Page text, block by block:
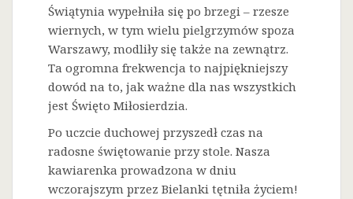
Świątynia wypełniła się po brzegi – rzesze
wiernych, w tym wielu pielgrzymów spoza
Warszawy, modliły się także na zewnątrz.
Ta ogromna frekwencja to najpiękniejszy
dowód na to, jak ważne dla nas wszystkich
jest Święto Miłosierdzia.
Po uczcie duchowej przyszedł czas na
radosne świętowanie przy stole. Nasza
kawiarenka prowadzona w dniu
wczorajszym przez Bielanki tętniła życiem!